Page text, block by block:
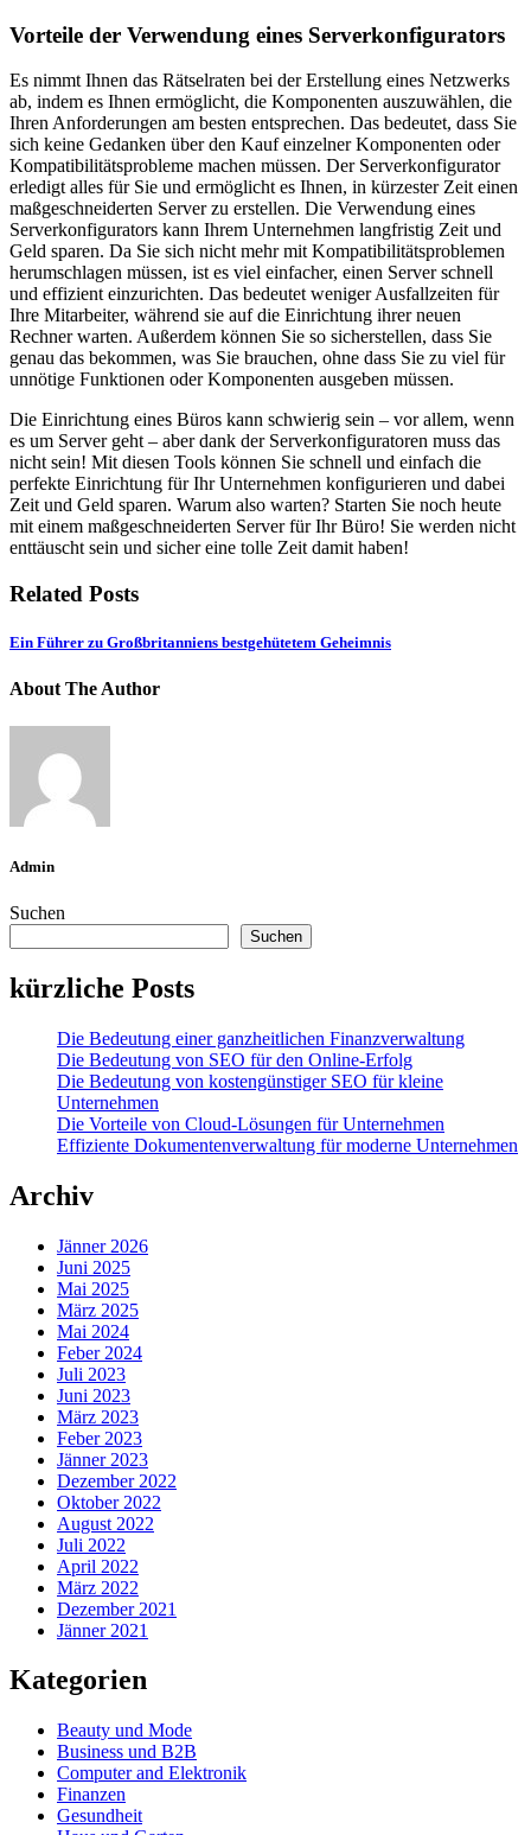
Vorteile der Verwendung eines Serverkonfigurators
Es nimmt Ihnen das Rätselraten bei der Erstellung eines Netzwerks
ab, indem es Ihnen ermöglicht, die Komponenten auszuwählen, die
Ihren Anforderungen am besten entsprechen. Das bedeutet, dass Sie
sich keine Gedanken über den Kauf einzelner Komponenten oder
Kompatibilitätsprobleme machen müssen. Der Serverkonfigurator
erledigt alles für Sie und ermöglicht es Ihnen, in kürzester Zeit einen
maßgeschneiderten Server zu erstellen. Die Verwendung eines
Serverkonfigurators kann Ihrem Unternehmen langfristig Zeit und
Geld sparen. Da Sie sich nicht mehr mit Kompatibilitätsproblemen
herumschlagen müssen, ist es viel einfacher, einen Server schnell
und effizient einzurichten. Das bedeutet weniger Ausfallzeiten für
Ihre Mitarbeiter, während sie auf die Einrichtung ihrer neuen
Rechner warten. Außerdem können Sie so sicherstellen, dass Sie
genau das bekommen, was Sie brauchen, ohne dass Sie zu viel für
unnötige Funktionen oder Komponenten ausgeben müssen.
Die Einrichtung eines Büros kann schwierig sein – vor allem, wenn
es um Server geht – aber dank der Serverkonfiguratoren muss das
nicht sein! Mit diesen Tools können Sie schnell und einfach die
perfekte Einrichtung für Ihr Unternehmen konfigurieren und dabei
Zeit und Geld sparen. Warum also warten? Starten Sie noch heute
mit einem maßgeschneiderten Server für Ihr Büro! Sie werden nicht
enttäuscht sein und sicher eine tolle Zeit damit haben!
Related Posts
Ein Führer zu Großbritanniens bestgehütetem Geheimnis
About The Author
Admin
Suchen
Suchen
kürzliche Posts
Die Bedeutung einer ganzheitlichen Finanzverwaltung
Die Bedeutung von SEO für den Online-Erfolg
Die Bedeutung von kostengünstiger SEO für kleine
Unternehmen
Die Vorteile von Cloud-Lösungen für Unternehmen
Effiziente Dokumentenverwaltung für moderne Unternehmen
Archiv
Jänner 2026
Juni 2025
Mai 2025
März 2025
Mai 2024
Feber 2024
Juli 2023
Juni 2023
März 2023
Feber 2023
Jänner 2023
Dezember 2022
Oktober 2022
August 2022
Juli 2022
April 2022
März 2022
Dezember 2021
Jänner 2021
Kategorien
Beauty und Mode
Business und B2B
Computer and Elektronik
Finanzen
Gesundheit